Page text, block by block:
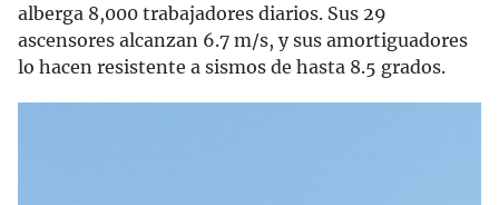
alberga 8,000 trabajadores diarios. Sus 29
ascensores alcanzan 6.7 m/s, y sus amortiguadores
lo hacen resistente a sismos de hasta 8.5 grados.